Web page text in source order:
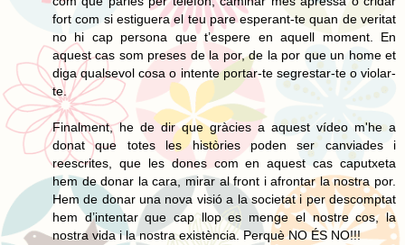
fort com si estiguera el teu pare esperant-te quan de veritat
no hi cap persona que t’espere en aquell moment. En
aquest cas som preses de la por, de la por que un home et
diga qualsevol cosa o intente portar-te segrestar-te o violar-
te.
Finalment, he de dir que gràcies a aquest vídeo m'he a
donat que totes les històries poden ser canviades i
reescrites, que les dones com en aquest cas caputxeta
hem de donar la cara, mirar al front i afrontar la nostra por.
Hem de donar una nova visió a la societat i per descomptat
hem d’intentar que cap llop es menge el nostre cos, la
nostra vida i la nostra existència. Perquè NO ÉS NO!!!